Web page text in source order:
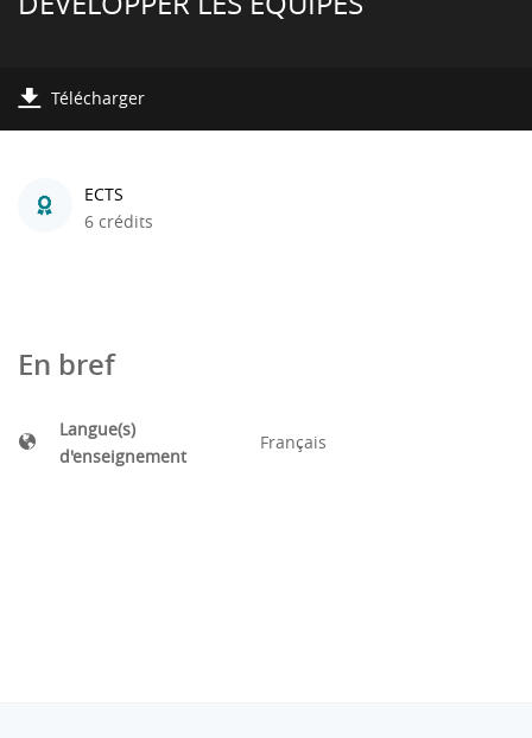
Télécharger
ECTS
6 crédits
En bref
Langue(s)
d'enseignement
Français